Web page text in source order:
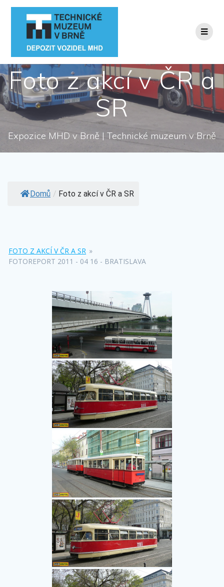
Přeskočit
Foto z akcí v ČR a
SR
Expozice MHD v Brně | Technické muzeum v Brně
Domů / Foto z akcí v ČR a SR
FOTO Z AKCÍ V ČR A SR »
FOTOREPORT 2011 - 04 16 - BRATISLAVA